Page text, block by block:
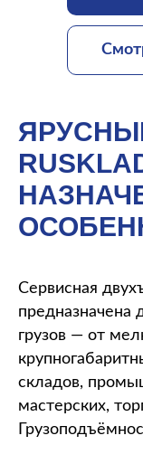
Сервисная
предназначена
грузов — от
складов,
мастерских,